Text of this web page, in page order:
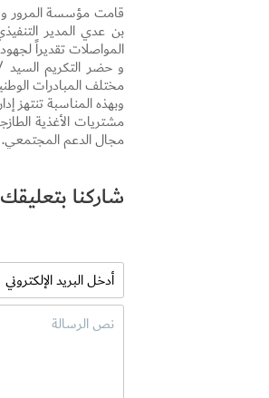
قامت مؤسسة المرور و
المواصلات تقديراً
و حضر التكريم السيد
مختلف المبادرات
وبهذه المناسبة
مشتريات الأغذية
مجال الدعم المجتمعي.
شاركنا بتعليقك